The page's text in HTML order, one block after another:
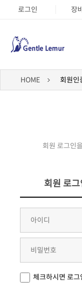
로그인 장
HOME 회원인
회원 로그인
회원 로그
체크하시면 로